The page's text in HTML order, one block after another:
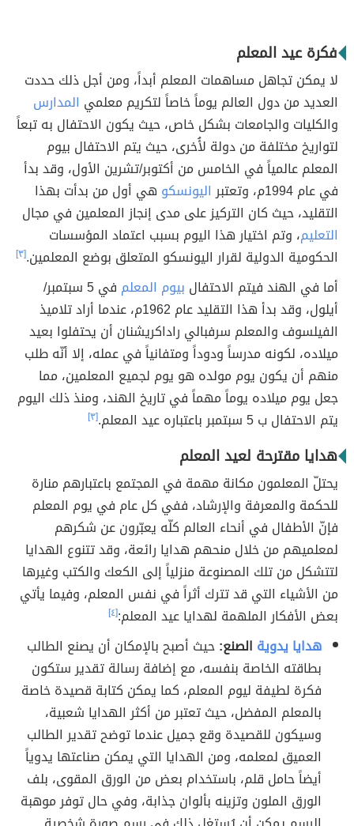
فكرة عيد المعلم
لا يمكن تجاهل مساهمات المعلم أبداً، ومن أجل ذلك حددت
العديد من دول العالم يوماً خاصاً لتكريم معلمي المدارس
والكليات والجامعات بشكل خاص، حيث يكون الاحتفال به تبعاً
لتواريخ مختلفة من دولة لأُخرى، حيث يتم الاحتفال بيوم
المعلم عالمياً في الخامس من أكتوبر/تشرين الأول، وقد بدأ
في عام 1994م، وتعتبر
اليونسكو هي أول من بدأت بهذا
التقليد، حيث كان التركيز على مدى إنجاز المعلمين في مجال
التعليم، وتم اختيار هذا اليوم بسبب اعتماد المؤسسات
الحكومية الدولية لقرار اليونسكو المتعلق بوضع المعلمين.[٣]
أما في الهند فيتم الاحتفال بيوم المعلم
في 5 سبتمبر/
أيلول، وقد بدأ هذا التقليد عام 1962م، عندما أراد تلاميذ
الفيلسوف والمعلم سرفبالي راداكريشنان أن يحتفلوا بعيد
ميلاده، لكونه مدرساً ودوداً ومتفانياً في عمله، إلا أنّه طلب
منهم أن يكون يوم مولده هو يوم لجميع المعلمين، مما
جعل يوم ميلاده يوماً مهماً في تاريخ الهند، ومنذ ذلك اليوم
يتم الاحتفال ب 5 سبتمبر باعتباره عيد المعلم.
[٣]
هدايا مقترحة لعيد المعلم
يحتلّ المعلمون مكانة مهمة في المجتمع باعتبارهم منارة
للحكمة والمعرفة والإرشاد، ففي كل عام في يوم المعلم
فإنّ الأطفال في أنحاء العالم كلّه يعبّرون عن شكرهم
لمعلميهم من خلال منحهم هدايا رائعة، وقد تتنوع الهدايا
لتتشكل من تلك المصنوعة منزلياً إلى الكعك والكتب وغيرها
من الأشياء التي قد تترك أثراً في نفس المعلم، وفيما يأتي
بعض الأفكار الملهمة لهدايا عيد المعلم:[٤]
هدايا يدوية الصنع:حيث أصبح بالإمكان أن يصنع الطالب
بطاقته الخاصة بنفسه، مع إضافة رسالة تقدير ستكون
فكرة لطيفة ليوم المعلم، كما يمكن كتابة قصيدة خاصة
بالمعلم المفضل، حيث تعتبر من أكثر الهدايا شعبية،
وسيكون للقصيدة وقع جميل عندما توضح تقدير الطالب
العميق لمعلمه، ومن الهدايا التي يمكن صناعتها يدوياً
أيضاً حامل قلم، باستخدام بعض من الورق المقوى، بلف
الورق الملون وتزينه بألوان جذابة، وفي حال توفر موهبة